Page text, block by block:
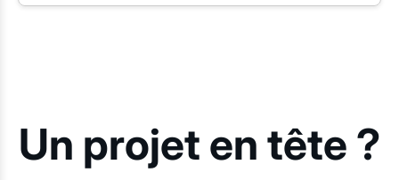
Un projet en tête ?